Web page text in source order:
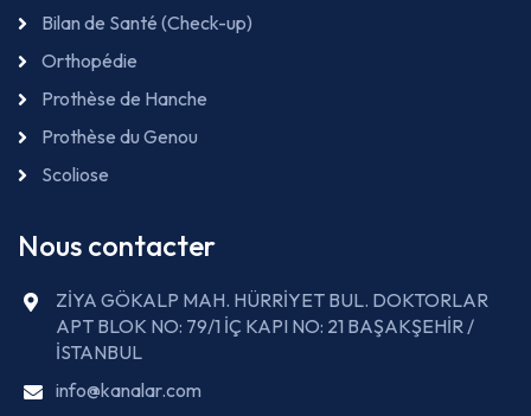
Bilan de Santé (Check-up)
Orthopédie
Prothèse de Hanche
Prothèse du Genou
Scoliose
Nous contacter
ZİYA GÖKALP MAH. HÜRRİYET BUL. DOKTORLAR
APT BLOK NO: 79/1 İÇ KAPI NO: 21 BAŞAKŞEHİR /
İSTANBUL
info@kanalar.com